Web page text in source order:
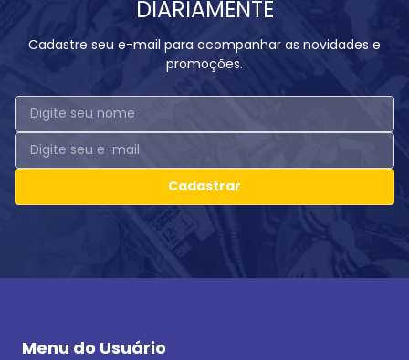
DIARIAMENTE
Cadastre seu e-mail para acompanhar as novidades e
promoções.
Cadastrar
Menu do Usuário